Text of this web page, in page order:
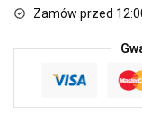
Zamów przed